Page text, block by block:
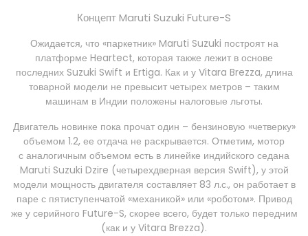
Концепт Maruti Suzuki Future-S
Ожидается, что «паркетник» Maruti Suzuki построят на
платформе Heartect, которая также лежит в основе
последних Suzuki Swift и Ertiga. Как и у Vitara Brezza, длина
товарной модели не превысит четырех метров – таким
машинам в Индии положены налоговые льготы.
Двигатель новинке пока прочат один – бензиновую «четверку»
объемом 1.2, ее отдача не раскрывается. Отметим, мотор
с аналогичным объемом есть в линейке индийского седана
Maruti Suzuki Dzire (четырехдверная версия Swift), у этой
модели мощность двигателя составляет 83 л.с., он работает в
паре с пятиступенчатой «механикой» или «роботом». Привод
же у серийного Future-S, скорее всего, будет только передним
(как и у Vitara Brezza).